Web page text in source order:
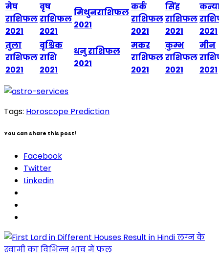
मेष
राशिफल
2021
वृष
राशिफल
2021
मिथुनराशिफल
2021
कर्क
राशिफल
2021
सिंह
राशिफल
2021
2021
तुला
राशिफल
2021
वृश्चिक
राशि
2021
धनु राशिफल
2021
मकर
राशिफल
2021
कुम्भ
राशिफल
2021
मीन
2021
Tags: Horoscope Prediction
You can share this post!
Facebook
Twitter
Linkedin